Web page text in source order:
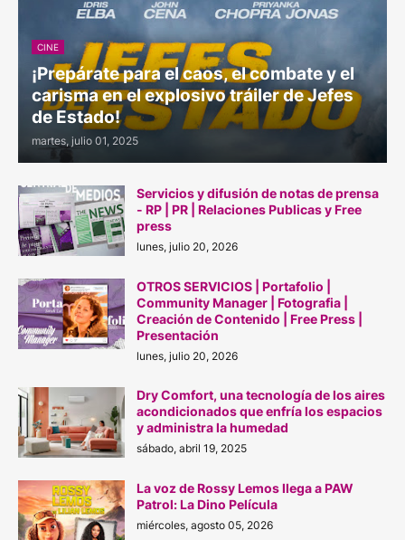
CINE
¡Prepárate para el caos, el combate y el
carisma en el explosivo tráiler de Jefes
de Estado!
martes, julio 01, 2025
Servicios y difusión de notas de prensa
- RP | PR | Relaciones Publicas y Free
press
lunes, julio 20, 2026
OTROS SERVICIOS | Portafolio |
Community Manager | Fotografia |
Creación de Contenido | Free Press |
Presentación
lunes, julio 20, 2026
Dry Comfort, una tecnología de los aires
acondicionados que enfría los espacios
y administra la humedad
sábado, abril 19, 2025
La voz de Rossy Lemos llega a PAW
Patrol: La Dino Película
miércoles, agosto 05, 2026